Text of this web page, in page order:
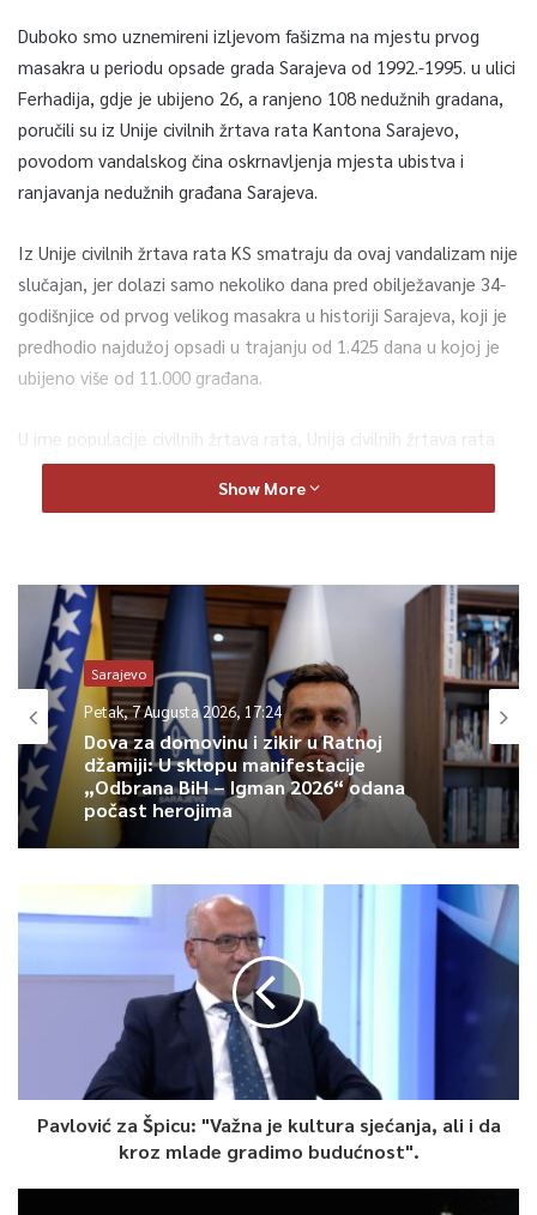
Duboko smo uznemireni izljevom fašizma na mjestu prvog
masakra u periodu opsade grada Sarajeva od 1992.-1995. u ulici
Ferhadija, gdje je ubijeno 26, a ranjeno 108 nedužnih gradana,
poručili su iz Unije civilnih žrtava rata Kantona Sarajevo,
povodom vandalskog čina oskrnavljenja mjesta ubistva i
ranjavanja nedužnih građana Sarajeva.
Iz Unije civilnih žrtava rata KS smatraju da ovaj vandalizam nije
slučajan, jer dolazi samo nekoliko dana pred obilježavanje 34-
godišnjice od prvog velikog masakra u historiji Sarajeva, koji je
predhodio najdužoj opsadi u trajanju od 1.425 dana u kojoj je
ubijeno više od 11.000 građana.
U ime populacije civilnih žrtava rata, Unija civilnih žrtava rata
KS najoštrije osuđuje i zahtijeva od nadležnih organa MUP-a i
Tužilaštva Kantona Sarajevo da pronađu i procesuiraju
0
Article Rating
Show More
Sarajevo
Petak, 7 Augusta 2026, 17:24
Dova za domovinu i zikir u Ratnoj
džamiji: U sklopu manifestacije
„Odbrana BiH – Igman 2026“ odana
počast herojima
Pavlović za Špicu: "Važna je kultura sjećanja, ali i da
kroz mlade gradimo budućnost".